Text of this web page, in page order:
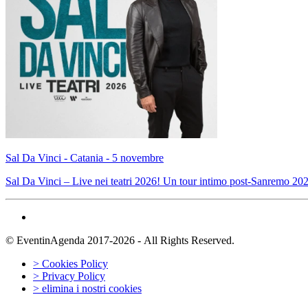
Sal Da Vinci - Catania - 5 novembre
Sal Da Vinci – Live nei teatri 2026! Un tour intimo post-Sanremo
© EventinAgenda 2017-2026 - All Rights Reserved.
> Cookies Policy
> Privacy Policy
> elimina i nostri cookies